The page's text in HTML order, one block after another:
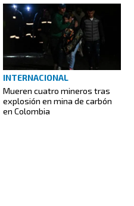
INTERNACIONAL
Mueren cuatro mineros tras
explosión en mina de carbón
en Colombia